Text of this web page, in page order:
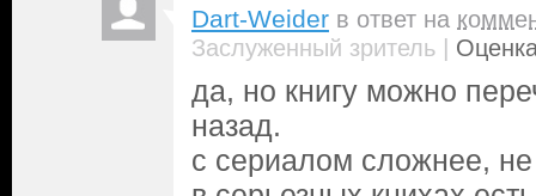
Dart-Weider в ответ на
Заслуженный зритель |
да, но книгу можно
назад.
с сериалом сложнее, не